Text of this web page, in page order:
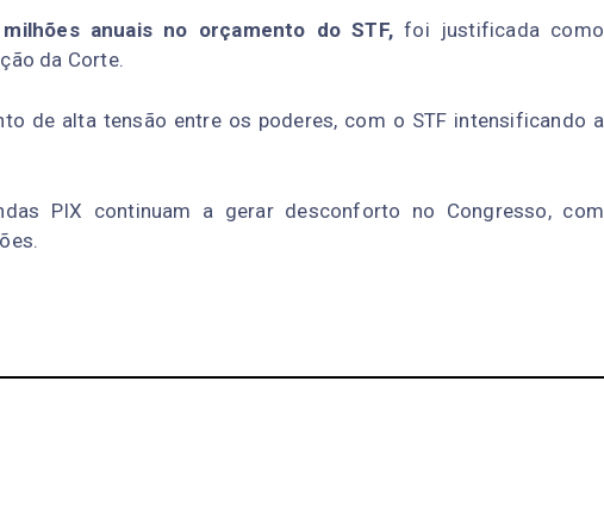
anuais no orçamento do STF, foi justificada como
da Corte.
de alta tensão entre os poderes, com o STF intensificando a
PIX continuam a gerar desconforto no Congresso, com